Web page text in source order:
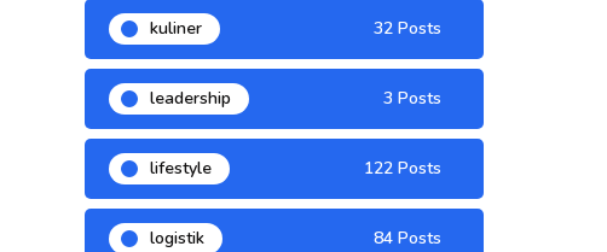
kuliner 32 Posts
leadership 3 Posts
lifestyle 122 Posts
logistik 84 Posts